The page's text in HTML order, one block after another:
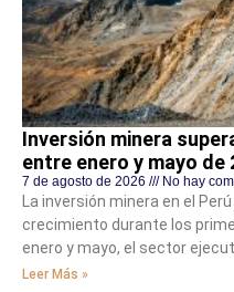
Inversión minera
entre enero y mayo de
7 de agosto de 2026 No hay
La inversión minera en el
crecimiento durante los
enero y mayo, el sector
Leer Más »